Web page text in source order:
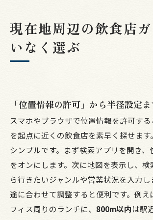
現在地周辺の飲食店
いなく選ぶ
「位置情報の許可」から半径設定
スマホやブラウザで位置情報を許可す
を起点に近くの飲食店を素早く探せます
シンプルです。まず検索アプリを開き、
をオンにします。次に地図を表示し、
ら行きたいジャンルや営業状況を入力し
途に合わせて調整すると便利です。例え
フィス周りのランチに、 800m以内は駅